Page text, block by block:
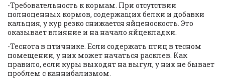
-Требовательность к кормам. При отсутствии
полноценных кормов, содержащих белки и добавки
кальция, у кур резко снижается яйценоскость. Это
оказывает влияние и на начало яйцекладки.
-Теснота в птичнике. Если содержать птиц в тесном
помещении, у них может начаться расклев. Как
правило, если куры выходят на выгул, у них не бывает
проблем с каннибализмом.